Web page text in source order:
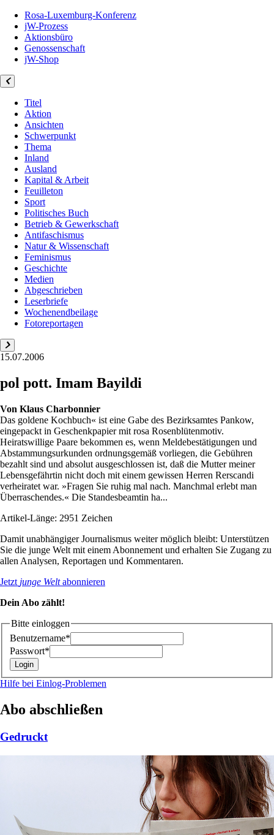
Rosa-Luxemburg-Konferenz
jW-Prozess
Aktionsbüro
Genossenschaft
jW-Shop
Titel
Aktion
Ansichten
Schwerpunkt
Thema
Inland
Ausland
Kapital & Arbeit
Feuilleton
Sport
Politisches Buch
Betrieb & Gewerkschaft
Antifaschismus
Natur & Wissenschaft
Feminismus
Geschichte
Medien
Abgeschrieben
Leserbriefe
Wochenendbeilage
Fotoreportagen
15.07.2006
pol pott. Imam Bayildi
Von Klaus Charbonnier
Das goldene Kochbuch« ist eine Gabe des Bezirksamtes Pankow,
eingepackt in Geschenkpapier mit rosa Rosenblütenmotiv.
Heiratswillige Paare bekommen es, wenn Meldebestätigungen und
Abstammungsurkunden ordnungsgemäß vorliegen, die Gebühren
bezahlt sind und absolut ausgeschlossen ist, daß die Mutter meiner
Lebensgefährtin nicht doch mit einem gewissen Herren Rerscandi
verheiratet war. »Fragen Sie ruhig mal nach. Manchmal erlebt man
Überraschendes.« Die Standesbeamtin ha...
Artikel-Länge: 2951 Zeichen
Damit unabhängiger Journalismus weiter möglich bleibt: Unterstützen
Sie die junge Welt mit einem Abonnement und erhalten Sie Zugang zu
allen Analysen, Reportagen und Kommentaren.
Jetzt junge Weltabonnieren
Dein Abo zählt!
Bitte einloggen
Benutzername*
Passwort*
Hilfe bei Einlog-Problemen
Abo abschließen
Gedruckt